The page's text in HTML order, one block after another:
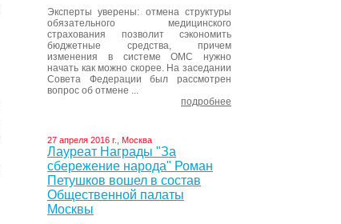
Эксперты уверены: отмена структуры
обязательного медицинского
страхования позволит сэкономить
бюджетные средства, причем
изменения в системе ОМС нужно
начать как можно скорее. На заседании
Совета Федерации был рассмотрен
вопрос об отмене ...
подробнее
27 апреля 2016 г., Москва
Лауреат Награды "За
сбережение народа" Роман
Петушков вошел в состав
Общественной палаты
Москвы